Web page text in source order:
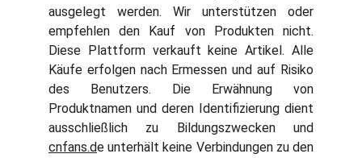
ausgelegt werden. Wir unterstützen oder
empfehlen den Kauf von Produkten nicht.
Diese Plattform verkauft keine Artikel. Alle
Käufe erfolgen nach Ermessen und auf Risiko
des Benutzers. Die Erwähnung von
Produktnamen und deren Identifizierung dient
ausschließlich zu Bildungszwecken und
cnfans.de unterhält keine Verbindungen zu den